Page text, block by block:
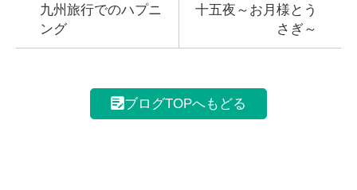
九州旅行でのハプニ
ング
十五夜～お月様とう
さぎ～
ブログTOPへもどる